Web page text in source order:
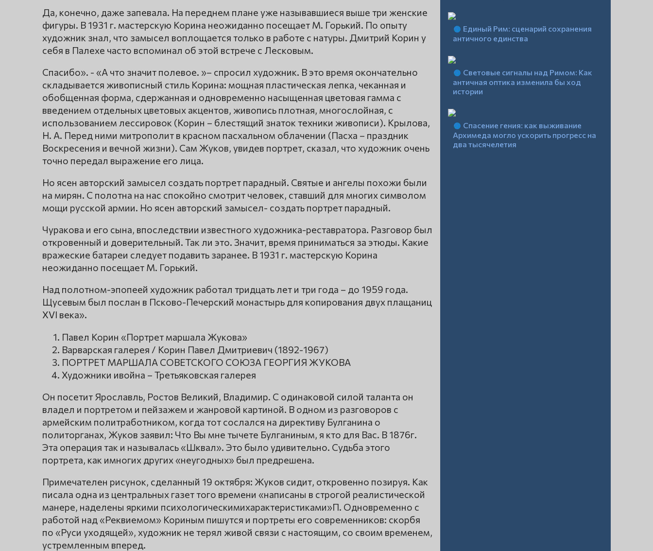
Да, конечно, даже запевала. На переднем плане уже называвшиеся выше три женские
фигуры. В 1931 г. мастерскую Корина неожиданно посещает М. Горький. По опыту
художник знал, что замысел воплощается только в работе с натуры. Дмитрий Корин у
себя в Палехе часто вспоминал об этой встрече с Лесковым.
Спасибо». - «А что значит полевое. »– спросил художник. В это время окончательно
складывается живописный стиль Корина: мощная пластическая лепка, чеканная и
обобщенная форма, сдержанная и одновременно насыщенная цветовая гамма с
введением отдельных цветовых акцентов, живопись плотная, многослойная, с
использованием лессировок (Корин – блестящий знаток техники живописи). Крылова,
Н. А. Перед ними митрополит в красном пасхальном облачении (Пасха – праздник
Воскресения и вечной жизни). Сам Жуков, увидев портрет, сказал, что художник очень
точно передал выражение его лица.
Но ясен авторский замысел создать портрет парадный. Святые и ангелы похожи были
на мирян. С полотна на нас спокойно смотрит человек, ставший для многих символом
мощи русской армии. Но ясен авторский замысел- создать портрет парадный.
Чуракова и его сына, впоследствии известного художника-реставратора. Разговор был
откровенный и доверительный. Так ли это. Значит, время приниматься за этюды. Какие
вражеские батареи следует подавить заранее. В 1931 г. мастерскую Корина
неожиданно посещает М. Горький.
Над полотном-эпопеей художник работал тридцать лет и три года – до 1959 года.
Щусевым был послан в Псково-Печерский монастырь для копирования двух плащаниц
XVI века».
Павел Корин «Портрет маршала Жукова»
Варварская галерея / Корин Павел Дмитриевич (1892-1967)
ПОРТРЕТ МАРШАЛА СОВЕТСКОГО СОЮЗА ГЕОРГИЯ ЖУКОВА
Художники ивойна – Третьяковская галерея
Он посетит Ярославль, Ростов Великий, Владимир. С одинаковой силой таланта он
владел и портретом и пейзажем и жанровой картиной. В одном из разговоров с
армейским политработником, когда тот сослался на директиву Булганина о
политорганах, Жуков заявил: Что Вы мне тычете Булганиным, я кто для Вас. В 1876г.
Эта операция так и называлась «Шквал». Это было удивительно. Судьба этого
портрета, как имногих других «неугодных» был предрешена.
Примечателен рисунок, сделанный 19 октября: Жуков сидит, откровенно позируя. Как
писала одна из центральных газет того времени «написаны в строгой реалистической
манере, наделены яркими психологическимихарактеристиками»П. Одновременно с
работой над «Реквиемом» Кориным пишутся и портреты его современников: скорбя
по «Руси уходящей», художник не терял живой связи с настоящим, со своим временем,
устремленным вперед.
Единый Рим: сценарий сохранения
античного единства
Световые сигналы над Римом: Как
античная оптика изменила бы ход
истории
Спасение гения: как выживание
Архимеда могло ускорить прогресс на
два тысячелетия